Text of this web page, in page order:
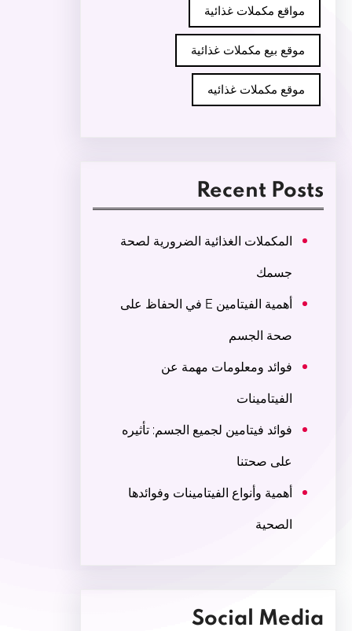
مواقع مكملات غذائية
موقع بيع مكملات غذائية
موقع مكملات غذائيه
Recent Posts
المكملات الغذائية الضرورية لصحة
جسمك
أهمية الفيتامين E في الحفاظ على
صحة الجسم
فوائد ومعلومات مهمة عن
الفيتامينات
فوائد فيتامين لجميع الجسم: تأثيره
على صحتنا
أهمية وأنواع الفيتامينات وفوائدها
الصحية
Social Media